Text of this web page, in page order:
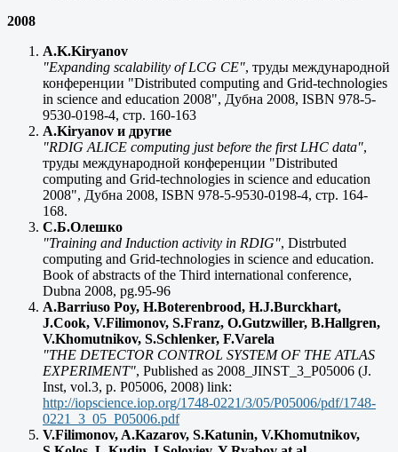
2008
A.K.Kiryanov
"Expanding scalability of LCG CE", труды международной
конференции "Distributed computing and Grid-technologies
in science and education 2008", Дубна 2008, ISBN 978-5-
9530-0198-4, стр. 160-163
A.Kiryanov и другие
"RDIG ALICE computing just before the first LHC data",
труды международной конференции "Distributed
computing and Grid-technologies in science and education
2008", Дубна 2008, ISBN 978-5-9530-0198-4, стр. 164-
168.
С.Б.Олешко
"Training and Induction activity in RDIG", Distrbuted
computing and Grid-technologies in science and education.
Book of abstracts of the Third international conference,
Dubna 2008, pg.95-96
A.Barriuso Poy, H.Boterenbrood, H.J.Burckhart,
J.Cook, V.Filimonov, S.Franz, O.Gutzwiller, B.Hallgren,
V.Khomutnikov, S.Schlenker, F.Varela
"THE DETECTOR CONTROL SYSTEM OF THE ATLAS
EXPERIMENT", Published as 2008_JINST_3_P05006 (J.
Inst, vol.3, p. P05006, 2008) link:
http://iopscience.iop.org/1748-0221/3/05/P05006/pdf/1748-
0221_3_05_P05006.pdf
V.Filimonov, A.Kazarov, S.Katunin, V.Khomutnikov,